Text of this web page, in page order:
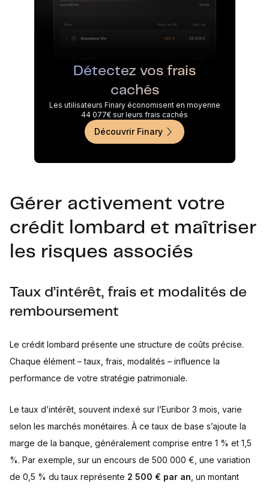
Détectez vos frais
cachés
Les utilisateurs Finary économisent en moyenne
44 077€ sur leurs frais cachés
Découvrir Finary
Gérer activement votre
crédit lombard et maîtriser
les risques associés
Taux d’intérêt, frais et modalités de
remboursement
Le crédit lombard présente une structure de coûts précise.
Chaque élément – taux, frais, modalités – influence la
performance de votre stratégie patrimoniale.
Le taux d’intérêt, souvent indexé sur l’Euribor 3 mois, varie
selon les marchés monétaires. À ce taux de base s’ajoute la
marge de la banque, généralement comprise entre 1 % et 1,5
%. Par exemple, sur un encours de 500 000 €, une variation
de 0,5 % du taux représente 2 500 € par an , un montant